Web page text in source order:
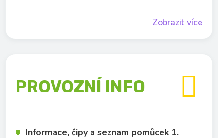
Zobrazit více
PROVOZNÍ INFO
Informace, čipy a seznam pomůcek 1.
